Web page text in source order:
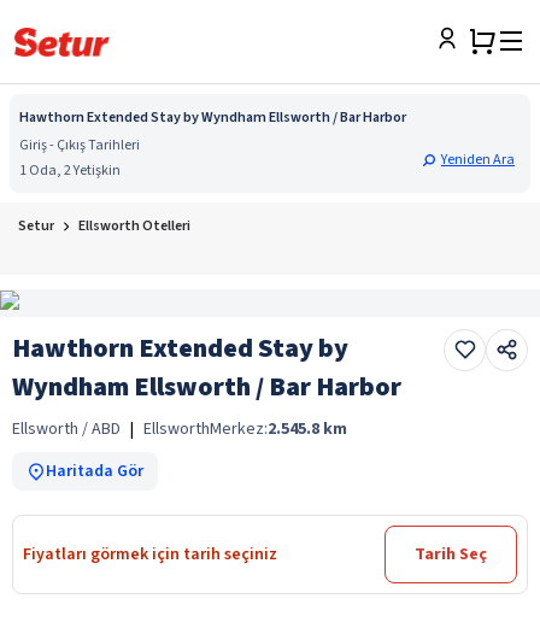
Hawthorn Extended Stay by Wyndham Ellsworth / Bar Harbor
Giriş - Çıkış Tarihleri
1 Oda, 2 Yetişkin
Yeniden Ara
Setur Ellsworth Otelleri
Hawthorn Extended Stay by
Wyndham Ellsworth / Bar Harbor
Ellsworth / ABD | EllsworthMerkez:2.545.8 km
Haritada Gör
Fiyatları görmek için tarih seçiniz Tarih Seç